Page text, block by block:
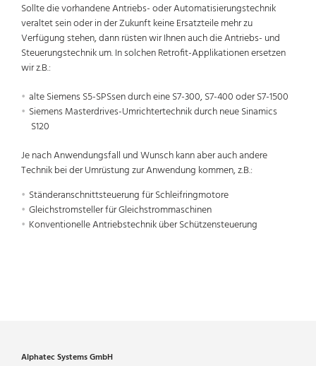
Sollte die vorhandene Antriebs- oder Automatisierungstechnik
veraltet sein oder in der Zukunft keine Ersatzteile mehr zu
Verfügung stehen, dann rüsten wir Ihnen auch die Antriebs- und
Steuerungstechnik um. In solchen Retrofit-Applikationen ersetzen
wir z.B.:
alte Siemens S5-SPSsen durch eine S7-300, S7-400 oder S7-1500
Siemens Masterdrives-Umrichtertechnik durch neue Sinamics
S120
Je nach Anwendungsfall und Wunsch kann aber auch andere
Technik bei der Umrüstung zur Anwendung kommen, z.B.:
Ständeranschnittsteuerung für Schleifringmotore
Gleichstromsteller für Gleichstrommaschinen
Konventionelle Antriebstechnik über Schützensteuerung
Alphatec Systems GmbH